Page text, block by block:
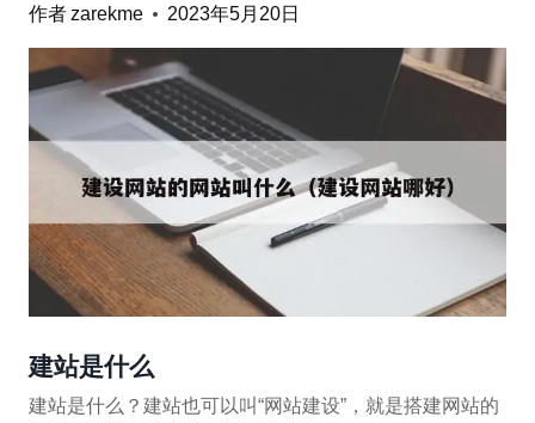
作者zarekme 2023年5月20日
建站是什么
建站是什么？建站也可以叫“网站建设”，就是搭建网站的